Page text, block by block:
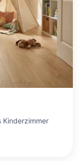
Kinderzimmer